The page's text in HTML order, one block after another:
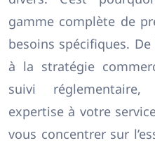
gamme complète de
besoins spécifiques.
à la stratégie
suivi
expertise à votre
vous concentrer sur